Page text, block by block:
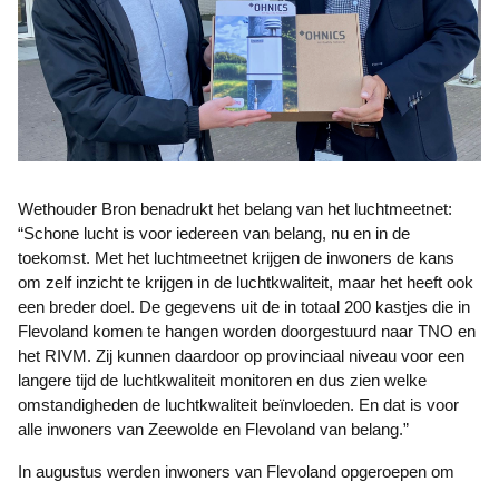
Wethouder Bron benadrukt het belang van het luchtmeetnet:
“Schone lucht is voor iedereen van belang, nu en in de
toekomst. Met het luchtmeetnet krijgen de inwoners de kans
om zelf inzicht te krijgen in de luchtkwaliteit, maar het heeft ook
een breder doel. De gegevens uit de in totaal 200 kastjes die in
Flevoland komen te hangen worden doorgestuurd naar TNO en
het RIVM. Zij kunnen daardoor op provinciaal niveau voor een
langere tijd de luchtkwaliteit monitoren en dus zien welke
omstandigheden de luchtkwaliteit beïnvloeden. En dat is voor
alle inwoners van Zeewolde en Flevoland van belang.”
In augustus werden inwoners van Flevoland opgeroepen om